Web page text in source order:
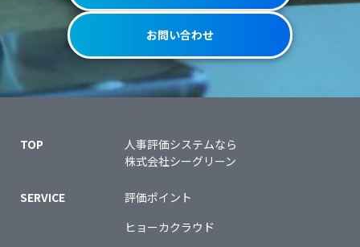
お問い合わせ
TOP
人事評価システムなら
株式会社シーグリーン
SERVICE
評価ポイント
ヒョーカクラウド